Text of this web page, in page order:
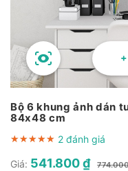
Bộ 6 khung ảnh dán
84x48 cm
★★★★★
★★★★★
★★★★★ 2 đánh giá
Giá: 541.800 ₫